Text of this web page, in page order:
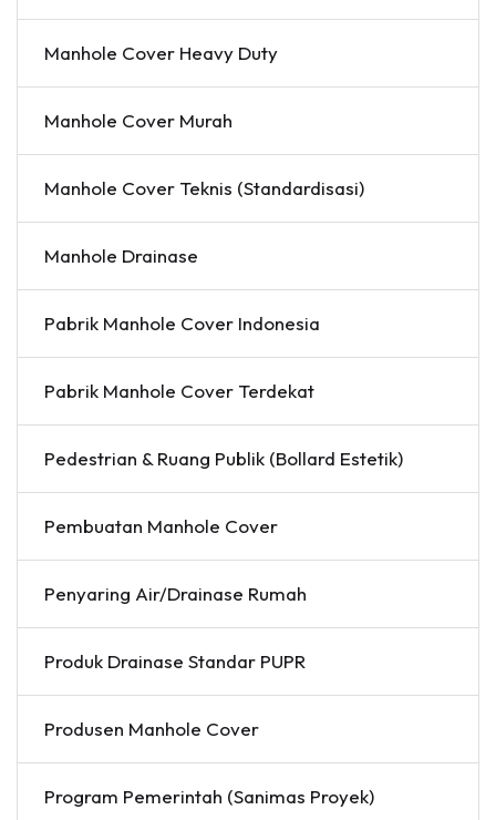
Manhole Cover Heavy Duty
Manhole Cover Murah
Manhole Cover Teknis (Standardisasi)
Manhole Drainase
Pabrik Manhole Cover Indonesia
Pabrik Manhole Cover Terdekat
Pedestrian & Ruang Publik (Bollard Estetik)
Pembuatan Manhole Cover
Penyaring Air/Drainase Rumah
Produk Drainase Standar PUPR
Produsen Manhole Cover
Program Pemerintah (Sanimas Proyek)